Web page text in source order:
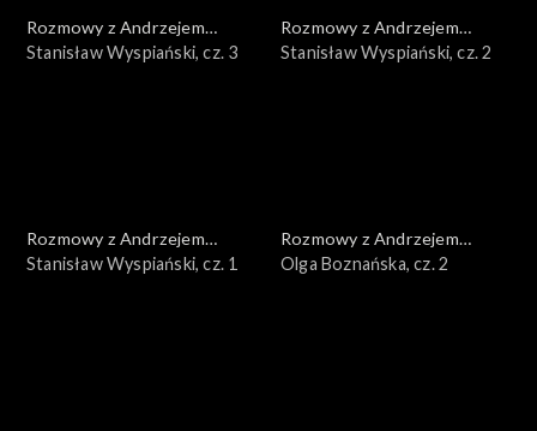
Rozmowy z Andrzejem
Doboszem
Stanisław Wyspiański, cz. 3
Rozmowy z Andrzejem
Doboszem
Stanisław Wyspiański, cz. 2
Rozmowy z Andrzejem
Doboszem
Stanisław Wyspiański, cz. 1
Rozmowy z Andrzejem
Doboszem
Olga Boznańska, cz. 2